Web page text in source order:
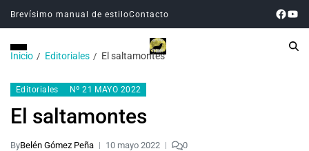
Brevísimo manual de estiloContacto
Inicio Editoriales El saltamontes
Editoriales Nº 21 MAYO 2022
El saltamontes
ByBelén Gómez Peña 10 mayo 2022 0